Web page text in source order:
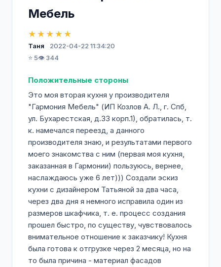
Мебель
★★★★★
Таня
2022-04-22 11:34:20
⭐ 5👁️ 344
Положительные стороны
Это моя вторая кухня у производителя
"Гармония Мебель" (ИП Козлов А. Л., г. Спб,
ул. Бухарестская, д.33 корп.1), обратилась, т.
к. намечался переезд, а данного
производителя знаю, и результатами первого
моего знакомства с ним (первая моя кухня,
заказанная в Гармонии) пользуюсь, вернее,
наслаждаюсь уже 6 лет))) Создали эскиз
кухни с дизайнером Татьяной за два часа,
через два дня я немного исправила один из
размеров шкафчика, т. е. процесс создания
прошел быстро, по существу, чувствовалось
внимательное отношение к заказчику! Кухня
была готова к отгрузке через 2 месяца, но на
то была причина - материал фасадов